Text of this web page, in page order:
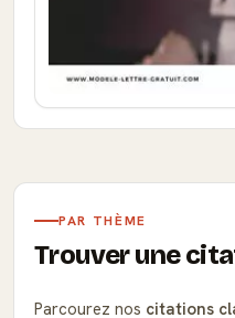
PAR THÈME
Trouver une
Parcourez nos citations